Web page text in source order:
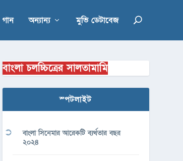
গান অন্যান্য মুভি ডেটাবেজ
বাংলা চলচ্চিত্রের সালতামামি
স্পটলাইট
বাংলা সিনেমার আরেকটি ব্যর্থতার বছর
২০২৪